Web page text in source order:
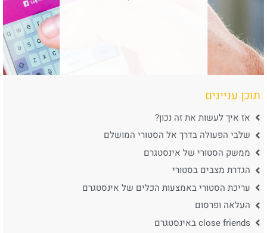
תוכן עניינים
אז איך לעשות את זה נכון?
שלבי הפעולה בדרך אל הסטורי המושלם
ממשק הסטורי של אינסטגרם
הגדרת מצבים בסטורי
עריכת הסטורי באמצעות הכלים של אינסטגרם
העלאה ופרסום
close friends באינסטגרם